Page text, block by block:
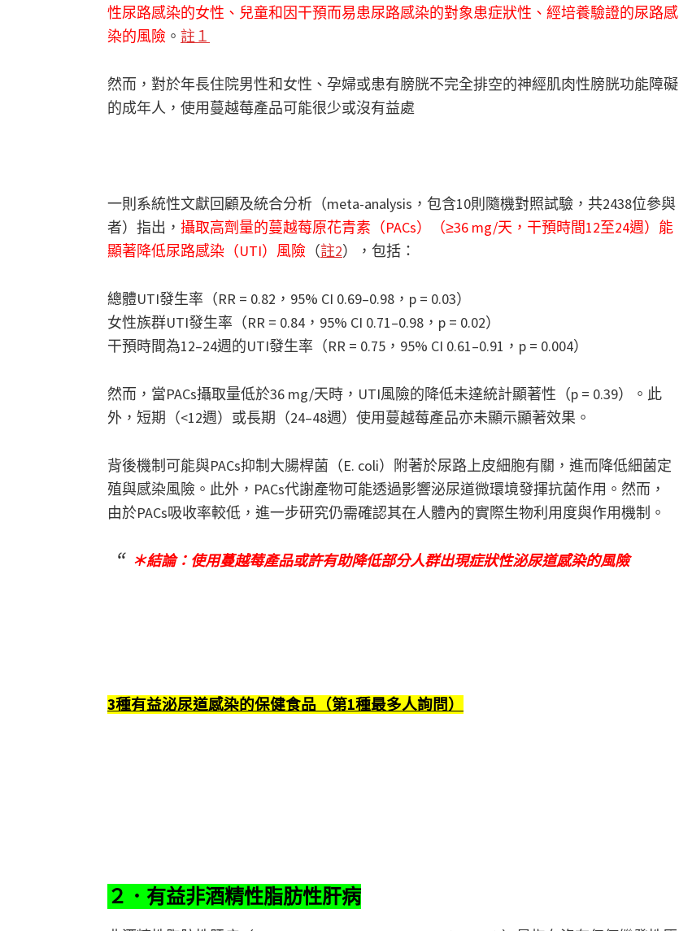
性尿路感染的女性、兒童和因干預而易患尿路感染的對象患症狀性、經培養驗證的尿路感
染的風險 。 註１
然而，對於年長住院男性和女性、孕婦或患有膀胱不完全排空的神經肌肉性膀胱功能障礙
的成年人，使用蔓越莓產品可能很少或沒有益處
一則系統性文獻回顧及統合分析（meta-analysis，包含10則隨機對照試驗，共2438位參與
者）指出， 攝取高劑量的蔓越莓原花青素（PACs）（≥36 mg/天，干預時間12至24週）能
顯著降低尿路感染（UTI）風險 （註2），包括：
總體UTI發生率（RR = 0.82，95% CI 0.69–0.98，p = 0.03）
女性族群UTI發生率（RR = 0.84，95% CI 0.71–0.98，p = 0.02）
干預時間為12–24週的UTI發生率（RR = 0.75，95% CI 0.61–0.91，p = 0.004）
然而，當PACs攝取量低於36 mg/天時，UTI風險的降低未達統計顯著性（p = 0.39）。此
外，短期（<12週）或長期（24–48週）使用蔓越莓產品亦未顯示顯著效果。
背後機制可能與PACs抑制大腸桿菌（E. coli）附著於尿路上皮細胞有關，進而降低細菌定
殖與感染風險。此外，PACs代謝產物可能透過影響泌尿道微環境發揮抗菌作用。然而，
由於PACs吸收率較低，進一步研究仍需確認其在人體內的實際生物利用度與作用機制。
＊結論：使用蔓越莓產品或許有助降低部分人群出現症狀性泌尿道感染的風險
3種有益泌尿道感染的保健食品（第1種最多人詢問）
２．有益非酒精性脂肪性肝病